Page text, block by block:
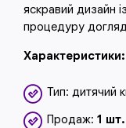
яскравий дизайн
процедуру
Характеристики:
Тип: дитячий
Продаж: 1 шт.